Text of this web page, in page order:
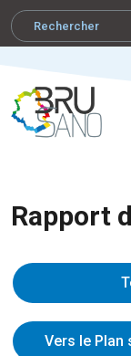
Rapport
Vers le Plan